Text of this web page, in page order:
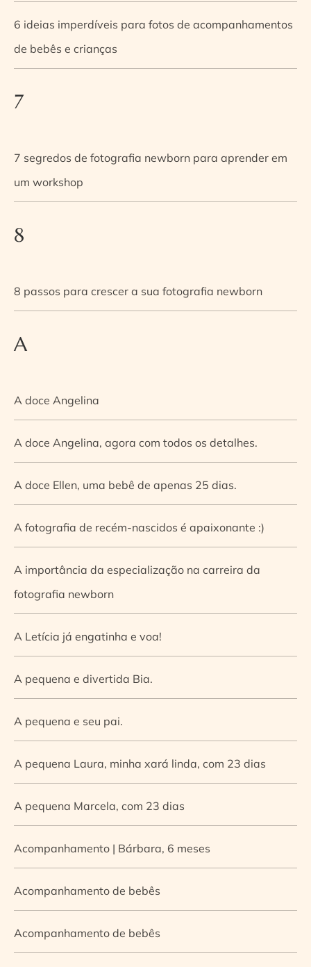
6 ideias imperdíveis para fotos de acompanhamentos
de bebês e crianças
7
7 segredos de fotografia newborn para aprender em
um workshop
8
8 passos para crescer a sua fotografia newborn
A
A doce Angelina
A doce Angelina, agora com todos os detalhes.
A doce Ellen, uma bebê de apenas 25 dias.
A fotografia de recém-nascidos é apaixonante :)
A importância da especialização na carreira da
fotografia newborn
A Letícia já engatinha e voa!
A pequena e divertida Bia.
A pequena e seu pai.
A pequena Laura, minha xará linda, com 23 dias
A pequena Marcela, com 23 dias
Acompanhamento | Bárbara, 6 meses
Acompanhamento de bebês
Acompanhamento de bebês